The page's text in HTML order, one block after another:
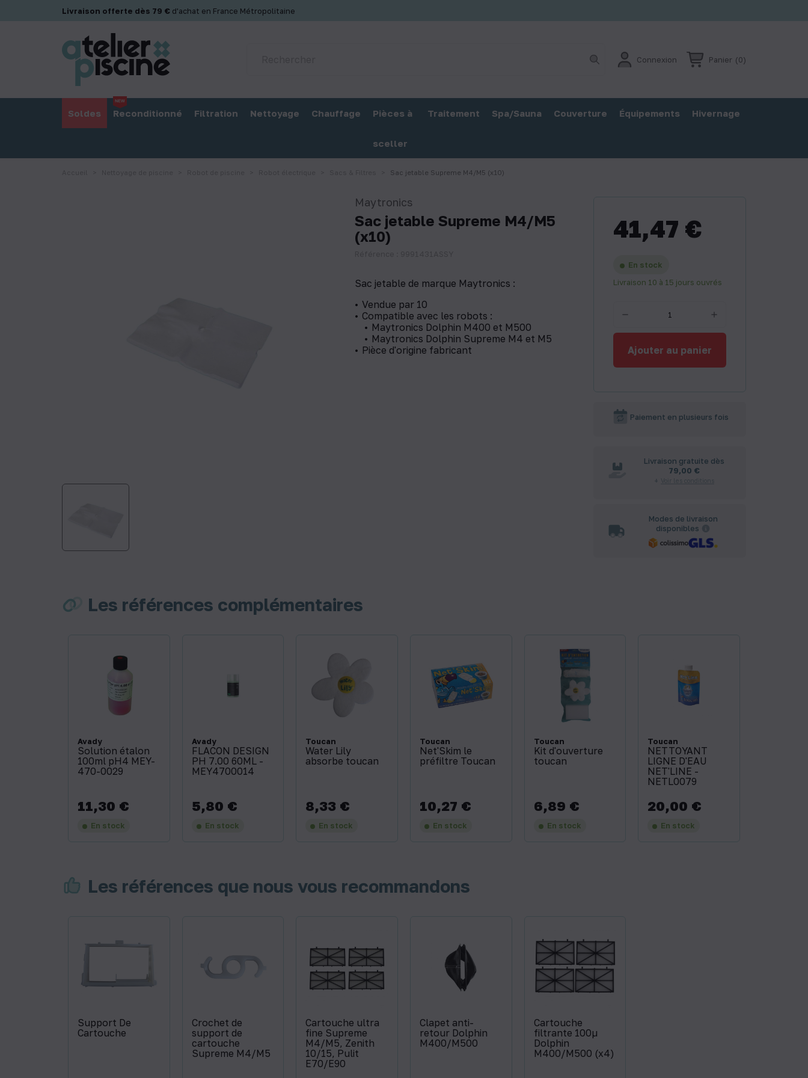
Livraison offerte dès 79 € d'achat en France Métropolitaine
Connexion Panier (0)
Soldes Reconditionné Filtration Nettoyage Chauffage Pièces à
sceller
Traitement Spa/Sauna Couverture Équipements Hivernage
Sac jetable Supreme M4/M5 (x10)
Maytronics
Sac jetable Supreme M4/M5
(x10)
Sac jetable de marque Maytronics :
Vendue par 10
Compatible avec les robots :
​​Maytronics Dolphin M400 et M500
Maytronics Dolphin Supreme M4 et M5
Pièce d'origine fabricant
41,47 €
En stock
Livraison 10 à 15 jours ouvrés
Ajouter au panier
Paiement en plusieurs fois
Livraison gratuite dès
79,00 €
Modes de livraison
disponibles
Les références complémentaires
Avady
Solution étalon
100ml pH4 MEY-
470-0029
Prix
11,30 €
En stock
Avady
FLACON DESIGN
PH 7.00 60ML -
MEY4700014
Prix
5,80 €
En stock
Toucan
Water Lily
absorbe toucan
Prix
8,33 €
En stock
Toucan
Net'Skim le
préfiltre Toucan
Prix
10,27 €
En stock
Toucan
Kit d'ouverture
toucan
Prix
6,89 €
En stock
Toucan
NETTOYANT
LIGNE D'EAU
NET'LINE -
NETL0079
Prix
20,00 €
En stock
Les références que nous vous recommandons
Support De
Cartouche
Crochet de
support de
cartouche
Supreme M4/M5
Cartouche ultra
fine Supreme
M4/M5, Zenith
10/15, Pulit
E70/E90
Clapet anti-
retour Dolphin
M400/M500
Cartouche
filtrante 100µ
Dolphin
M400/M500 (x4)